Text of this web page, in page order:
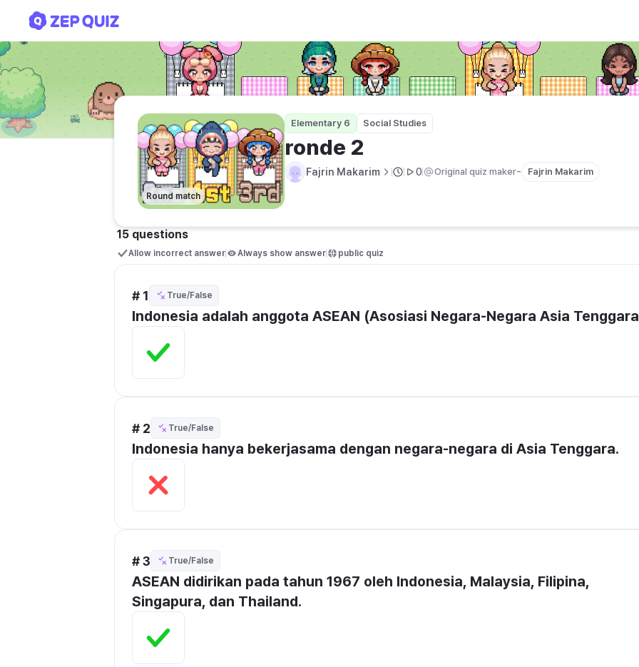
Round match
Elementary 6 Social Studies
ronde 2
Fajrin Makarim 0 Original quiz maker- Fajrin Makarim
15 questions
Allow incorrect answer Always show answer public quiz
# 1 True/False
Indonesia adalah anggota ASEAN (Asosiasi Negara-Negara Asia Tenggara
# 2 True/False
Indonesia hanya bekerjasama dengan negara-negara di Asia Tenggara.
# 3 True/False
ASEAN didirikan pada tahun 1967 oleh Indonesia, Malaysia, Filipina,
Singapura, dan Thailand.